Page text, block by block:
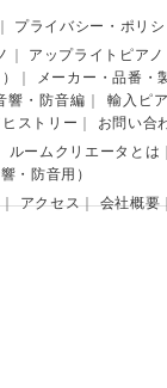
プライバシー・ポリ
アップライトピアノ
メーカー・品番・
響・防音編
輸入ピ
ストリー
お問い合
ルームクリエータとは
・防音用）
｜アクセス｜会社概要